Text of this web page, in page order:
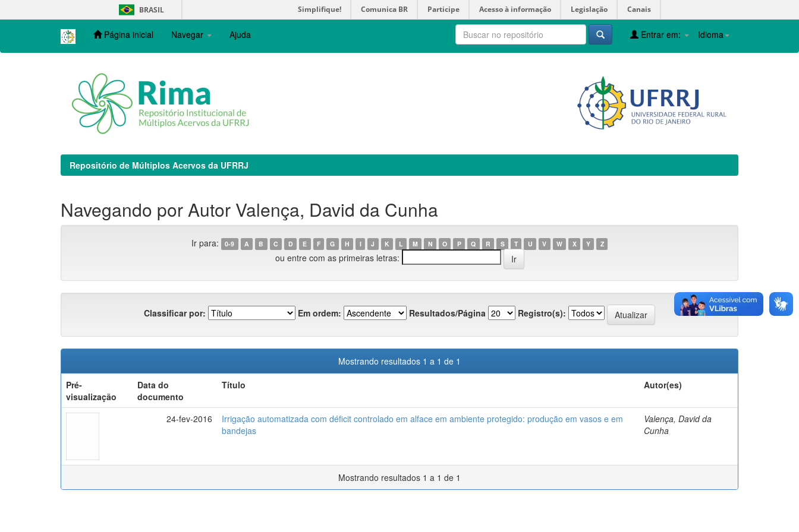
navigation
BRASIL Simplifique! Comunica BR Participe Acesso à informação Legislação Canais
Página inicial Navegar Ajuda Idioma
Entrar em:
Repositório de Múltiplos Acervos da UFRRJ
Navegando por Autor Valença, David da Cunha
Ir para: 0-9 A B C D E F G H I J K L M N O P Q R S T U V W X Y Z
ou entre com as primeiras letras:
Classificar por: Em ordem: Resultados/Página Registro(s):
Mostrando resultados 1 a 1 de 1
Pré-
visualização
Data do
documento
Título Autor(es)
24-fev-2016
Irrigação automatizada com déficit controlado em alface em ambiente protegido: produção em vasos e em
bandejas
Valença, David da
Cunha
Mostrando resultados 1 a 1 de 1